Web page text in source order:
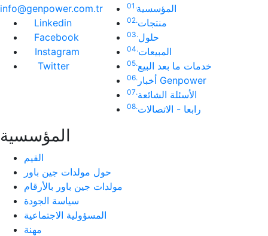
info@genpower.com.tr
Linkedin
Facebook
Instagram
Twitter
01.المؤسسية
02.منتجات
03.حلول
04.المبيعات
05.خدمات ما بعد البيع
06. أخبار Genpower
07.الأسئلة الشائعة
08.رابعا - الاتصالات
المؤسسية
القيم
حول مولدات جين باور
مولدات جين باور بالأرقام
سياسة الجودة
المسؤولية الاجتماعية
مهنة